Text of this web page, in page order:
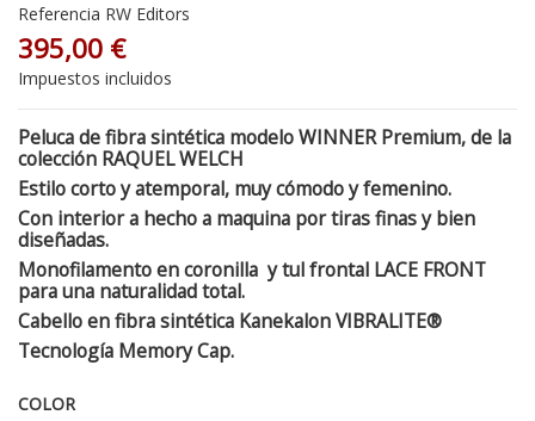
Referencia RW Editors
395,00 €
Impuestos incluidos
Peluca de fibra sintética modelo WINNER Premium, de la
colección RAQUEL WELCH
Estilo corto y atemporal, muy cómodo y femenino.
Con interior a hecho a maquina por tiras finas y bien
diseñadas.
Monofilamento en coronilla y tul frontal LACE FRONT
para una naturalidad total.
Cabello en fibra sintética Kanekalon VIBRALITE®
Tecnología Memory Cap.
COLOR